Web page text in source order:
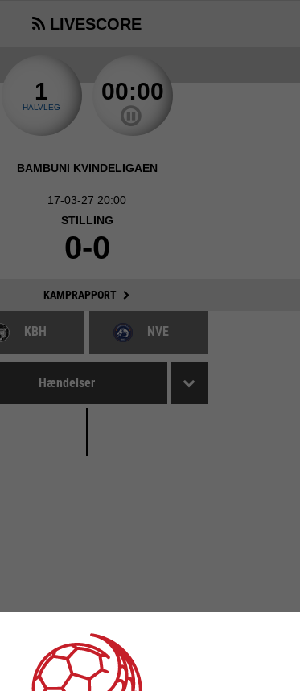
LIVESCORE
1
HALVLEG
00:00
BAMBUNI KVINDELIGAEN
17-03-27 20:00
STILLING
0-0
KAMPRAPPORT
KBH NVE
Hændelser